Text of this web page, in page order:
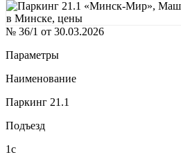
№ 36/1 от 30.03.2026
Параметры
Наименование
Паркинг 21.1
Подъезд
1с